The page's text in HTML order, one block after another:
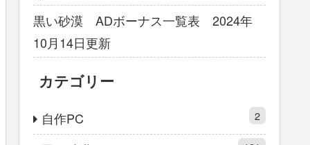
黒い砂漠 ADボーナス一覧表 2024年
10月14日更新
カテゴリー
自作PC 2